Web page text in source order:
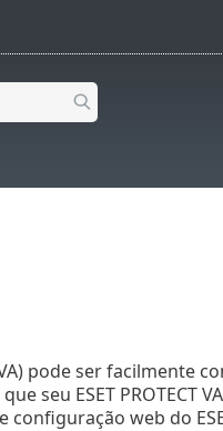
VA) pode ser
seu ESET PROTECT
web do